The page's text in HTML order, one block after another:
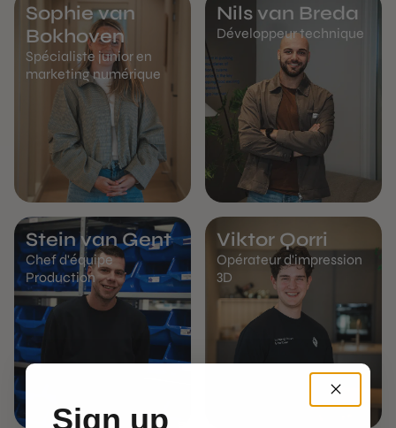
Spécialiste junior en
marketing numérique
Sophie van
Bokhoven
Développeur technique
Nils van Breda
Chef d'équipe
Production
Stein van Gent
Opérateur d'impression
3D
Viktor Qorri
Sign up